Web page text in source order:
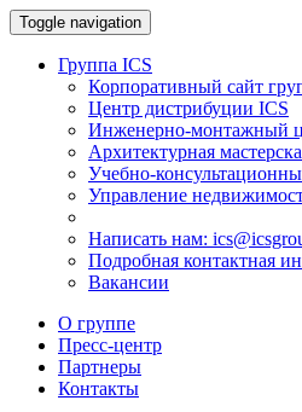
Toggle navigation
Группа ICS
Корпоративный сайт
Центр дистрибуции ICS
Инженерно-монтажный
Архитектурная
Учебно-
Управление
Написать нам:
Подробная контактная
Вакансии
О группе
Пресс-центр
Партнеры
Контакты